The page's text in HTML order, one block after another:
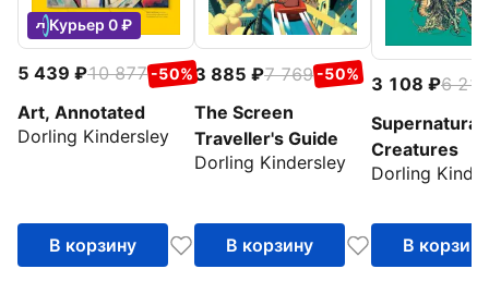
Курьер 0 ₽
5 439 10 877 -50%
Art, Annotated
Dorling Kindersley
В корзину
3 885 7 769 -50%
The Screen
Traveller's Guide
Dorling Kindersley
В корзину
3 108
6 215
Supernatural
Creatures
Dorling
В корзину